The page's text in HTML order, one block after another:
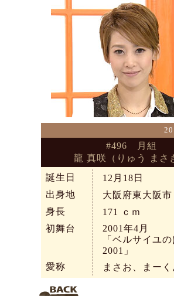
#496 月組
龍 真咲（りゅう まさ
誕生日
12月18日
出身地
大阪府東大阪市
身長
171
ｃｍ
初舞台
2001年4月
「ベルサイユの
2001」
愛称
まさお、まーく